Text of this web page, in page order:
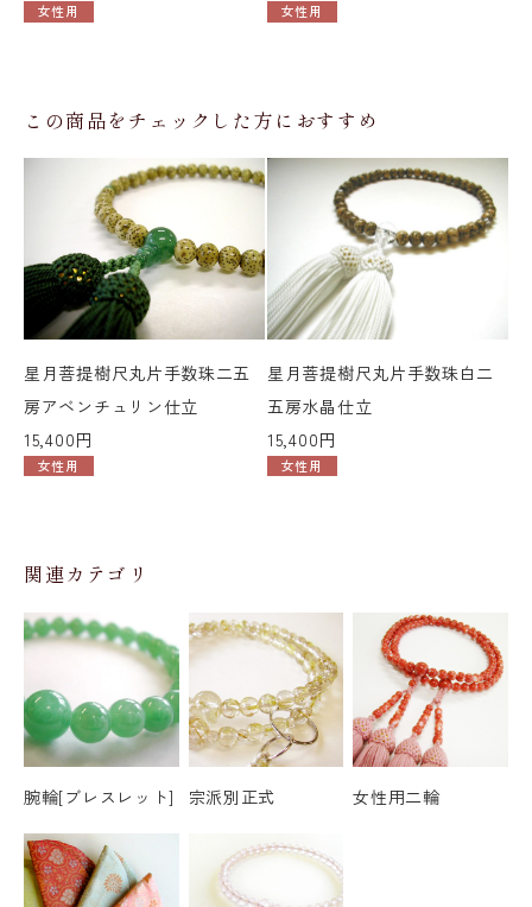
女性用 女性用
この商品をチェックした方におすすめ
星月菩提樹尺丸片手数珠二五
房アベンチュリン仕立
15,400円
女性用
星月菩提樹尺丸片手数珠白二
五房水晶仕立
15,400円
女性用
関連カテゴリ
腕輪[ブレスレット] 宗派別正式 女性用二輪